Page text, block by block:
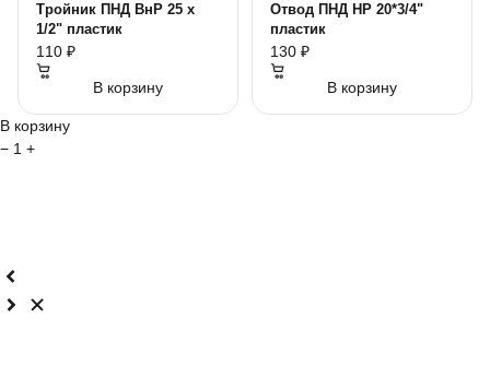
Тройник ПНД ВнР 25 х
1/2" пластик
110 ₽
В корзину
Отвод ПНД НР 20*3/4"
пластик
130 ₽
В корзину
В корзину
− 1 +